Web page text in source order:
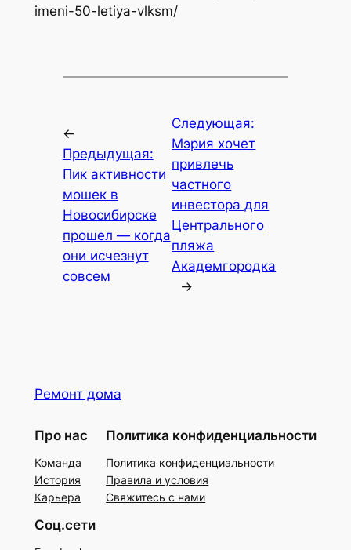
imeni-50-letiya-vlksm/
←
Предыдущая:
Пик активности
мошек в
Новосибирске
прошел — когда
они исчезнут
совсем
Следующая:
Мэрия хочет
привлечь
частного
инвестора для
Центрального
пляжа
Академгородка
→
Ремонт дома
Про нас
Команда
История
Карьера
Политика конфиденциальности
Политика конфиденциальности
Правила и условия
Свяжитесь с нами
Соц.сети